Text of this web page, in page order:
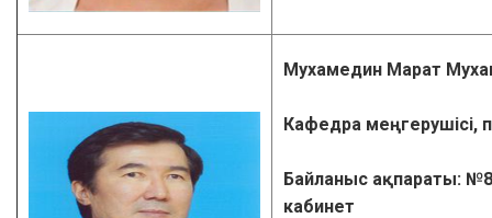
Мухамедин Марат
Кафедра меңгерушісі,
Байланыс ақпараты:
кабинет